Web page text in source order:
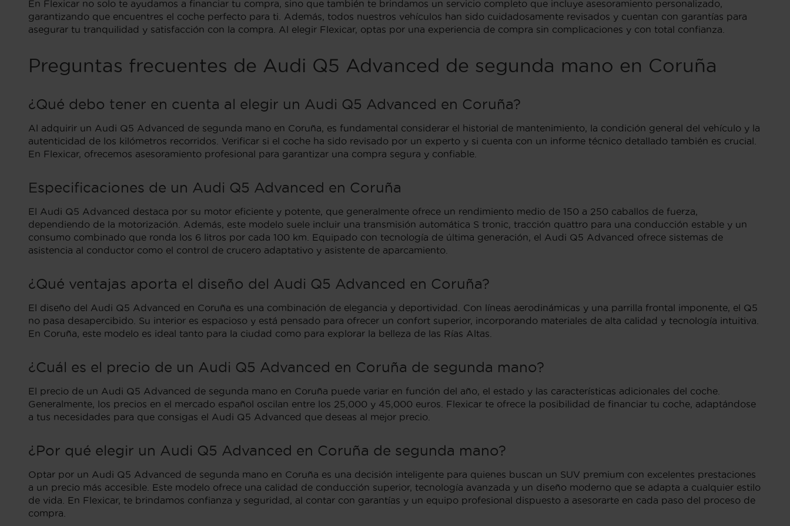
En Flexicar no solo te ayudamos a financiar tu compra, sino que también te brindamos un servicio completo que incluye asesoramiento personalizado,
garantizando que encuentres el coche perfecto para ti. Además, todos nuestros vehículos han sido cuidadosamente revisados y cuentan con garantías para
asegurar tu tranquilidad y satisfacción con la compra. Al elegir Flexicar, optas por una experiencia de compra sin complicaciones y con total confianza.
Preguntas frecuentes de Audi Q5 Advanced de segunda mano en Coruña
¿Qué debo tener en cuenta al elegir un Audi Q5 Advanced en Coruña?
Al adquirir un Audi Q5 Advanced de segunda mano en Coruña, es fundamental considerar el historial de mantenimiento, la condición general del vehículo y la
autenticidad de los kilómetros recorridos. Verificar si el coche ha sido revisado por un experto y si cuenta con un informe técnico detallado también es crucial.
En Flexicar, ofrecemos asesoramiento profesional para garantizar una compra segura y confiable.
Especificaciones de un Audi Q5 Advanced en Coruña
El Audi Q5 Advanced destaca por su motor eficiente y potente, que generalmente ofrece un rendimiento medio de 150 a 250 caballos de fuerza,
dependiendo de la motorización. Además, este modelo suele incluir una transmisión automática S tronic, tracción quattro para una conducción estable y un
consumo combinado que ronda los 6 litros por cada 100 km. Equipado con tecnología de última generación, el Audi Q5 Advanced ofrece sistemas de
asistencia al conductor como el control de crucero adaptativo y asistente de aparcamiento.
¿Qué ventajas aporta el diseño del Audi Q5 Advanced en Coruña?
El diseño del Audi Q5 Advanced en Coruña es una combinación de elegancia y deportividad. Con líneas aerodinámicas y una parrilla frontal imponente, el Q5
no pasa desapercibido. Su interior es espacioso y está pensado para ofrecer un confort superior, incorporando materiales de alta calidad y tecnología intuitiva.
En Coruña, este modelo es ideal tanto para la ciudad como para explorar la belleza de las Rías Altas.
¿Cuál es el precio de un Audi Q5 Advanced en Coruña de segunda mano?
El precio de un Audi Q5 Advanced de segunda mano en Coruña puede variar en función del año, el estado y las características adicionales del coche.
Generalmente, los precios en el mercado español oscilan entre los 25,000 y 45,000 euros. Flexicar te ofrece la posibilidad de financiar tu coche, adaptándose
a tus necesidades para que consigas el Audi Q5 Advanced que deseas al mejor precio.
¿Por qué elegir un Audi Q5 Advanced en Coruña de segunda mano?
Optar por un Audi Q5 Advanced de segunda mano en Coruña es una decisión inteligente para quienes buscan un SUV premium con excelentes prestaciones
a un precio más accesible. Este modelo ofrece una calidad de conducción superior, tecnología avanzada y un diseño moderno que se adapta a cualquier estilo
de vida. En Flexicar, te brindamos confianza y seguridad, al contar con garantías y un equipo profesional dispuesto a asesorarte en cada paso del proceso de
compra.